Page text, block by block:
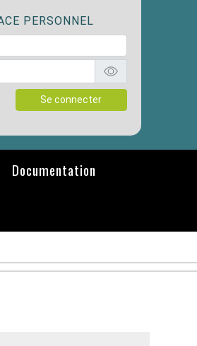
PERSONNEL
Se connecter
Documentation